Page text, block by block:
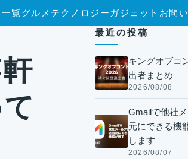
覧グルメ テクノロジー ガジェット お問
最近の投稿
キングオブコ
出者まとめ
2026/08/08
Gmailで他社
元にできる機
します
2026/08/07